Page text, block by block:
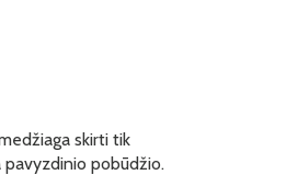
skirti tik
pavyzdinio pobūdžio.